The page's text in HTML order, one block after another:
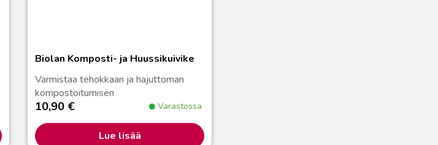
Biolan Komposti- ja Huussikuivike
Varmistaa tehokkaan ja hajuttoman
kompostoitumisen
10,90 € Varastossa
Lue lisää